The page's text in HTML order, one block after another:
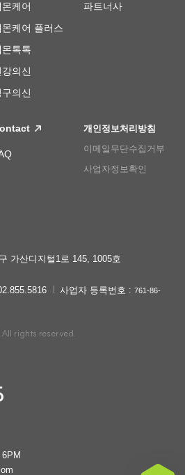
케어
몬케어 플러스
몬톡톡
강의신
구의신
파트너사
개인정보처리방침
이메일무단수집거부
사업자정보확인
가산디지털1로 145, 1005호
사업자 등록번호 : 761-86-
All rights reserved.